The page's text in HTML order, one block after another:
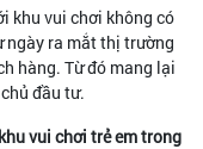
khu vui chơi không có
ngày ra mắt thị trường
hàng. Từ đó mang lại
đầu tư.
vui chơi trẻ em trong